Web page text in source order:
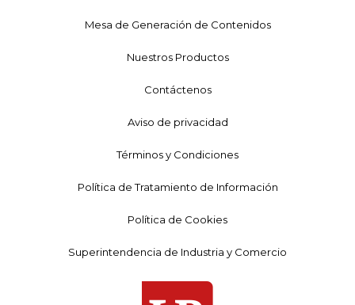
Mesa de Generación de Contenidos
Nuestros Productos
Contáctenos
Aviso de privacidad
Términos y Condiciones
Política de Tratamiento de Información
Política de Cookies
Superintendencia de Industria y Comercio